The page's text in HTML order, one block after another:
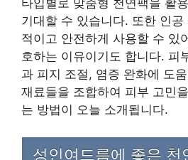
기대할 수 있습니다. 또한 인
적이고 안전하게 사용할 수 있
호하는 이유이기도 합니다. 피
과 피지 조절, 염증 완화에 도
재료들을 조합하여 피부 고민
는 방법이 오늘 소개됩니다.
성인여드름에 좋은 천